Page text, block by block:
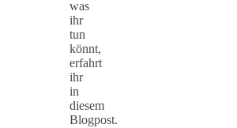
was
ihr
tun
könnt,
erfahrt
ihr
in
diesem
Blogpost.